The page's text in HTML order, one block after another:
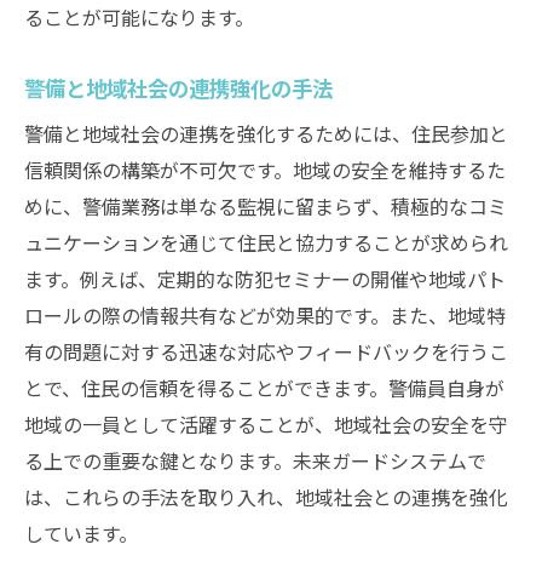
ることが可能になります。
警備と地域社会の連携強化の手法
警備と地域社会の連携を強化するためには、住民参加と
信頼関係の構築が不可欠です。地域の安全を維持するた
めに、警備業務は単なる監視に留まらず、積極的なコミ
ュニケーションを通じて住民と協力することが求められ
ます。例えば、定期的な防犯セミナーの開催や地域パト
ロールの際の情報共有などが効果的です。また、地域特
有の問題に対する迅速な対応やフィードバックを行うこ
とで、住民の信頼を得ることができます。警備員自身が
地域の一員として活躍することが、地域社会の安全を守
る上での重要な鍵となります。未来ガードシステムで
は、これらの手法を取り入れ、地域社会との連携を強化
しています。